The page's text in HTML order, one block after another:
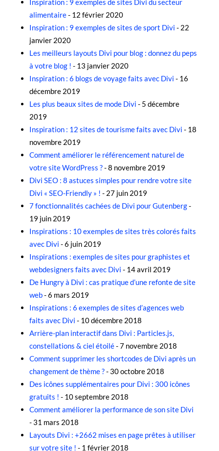
Inspiration : 9 exemples de sites Divi du secteur
alimentaire- 12 février 2020
Inspiration : 9 exemples de sites de sport Divi - 22
janvier 2020
Les meilleurs layouts Divi pour blog : donnez du peps
à votre blog ! - 13 janvier 2020
Inspiration : 6 blogs de voyage faits avec Divi - 16
décembre 2019
Les plus beaux sites de mode Divi - 5 décembre
2019
Inspiration : 12 sites de tourisme faits avec Divi - 18
novembre 2019
Comment améliorer le référencement naturel de
votre site WordPress ?- 8 novembre 2019
Divi SEO : 8 astuces simples pour rendre votre site
Divi « SEO-Friendly » ! - 27 juin 2019
7 fonctionnalités cachées de Divi pour Gutenberg-
19 juin 2019
Inspirations : 10 exemples de sites très colorés faits
avec Divi - 6 juin 2019
Inspirations : exemples de sites pour graphistes et
webdesigners faits avec Divi - 14 avril 2019
De Hungry à Divi : cas pratique d’une refonte de site
web- 6 mars 2019
Inspirations : 6 exemples de sites d’agences web
faits avec Divi - 10 décembre 2018
Arrière-plan interactif dans Divi : Particles.js,
constellations & ciel étoilé- 7 novembre 2018
Comment supprimer les shortcodes de Divi après un
changement de thème ?- 30 octobre 2018
Des icônes supplémentaires pour Divi : 300 icônes
gratuits ! - 10 septembre 2018
Comment améliorer la performance de son site Divi
- 31 mars 2018
Layouts Divi : +2662 mises en page prêtes à utiliser
sur votre site ! - 1 février 2018